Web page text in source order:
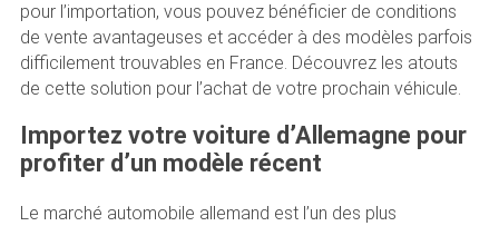
pour l’importation, vous pouvez bénéficier de conditions
de vente avantageuses et accéder à des modèles parfois
difficilement trouvables en France. Découvrez les atouts
de cette solution pour l’achat de votre prochain véhicule.
Importez votre voiture d’Allemagne pour
profiter d’un modèle récent
Le marché automobile allemand est l’un des plus